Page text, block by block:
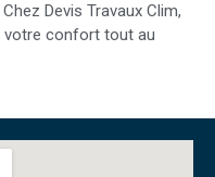
Devis Travaux Clim,
votre confort tout au